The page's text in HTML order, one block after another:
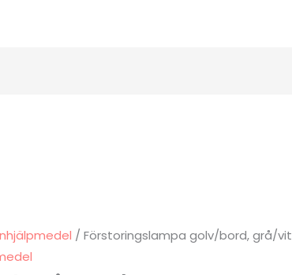
/ Förstoringslampa golv/bord, grå/vit